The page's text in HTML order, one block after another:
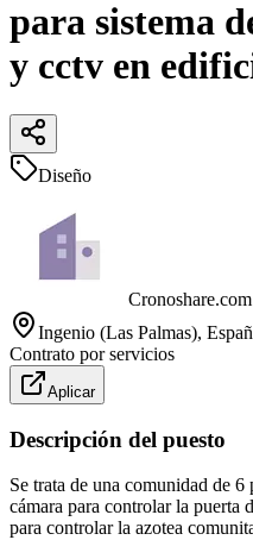
para sistema
y cctv en
Diseño
Cronoshare.com
Ingenio (Las Palmas),
Contrato por servicios
Aplicar
Descripción del puesto
Se trata de una comunidad de 6
cámara para controlar la puerta
para controlar la azotea